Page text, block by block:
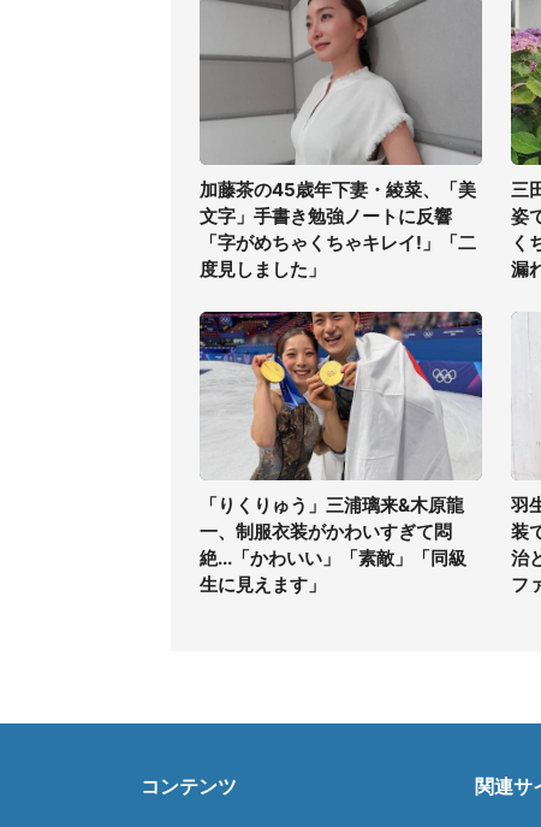
加藤茶の45歳年下妻・綾菜、「美
文字」手書き勉強ノートに反響
「字がめちゃくちゃキレイ!」「二
度見しました」
三
姿
く
漏
「りくりゅう」三浦璃来&木原龍
一、制服衣装がかわいすぎて悶
絶...「かわいい」「素敵」「同級
生に見えます」
羽
装
治
フ
コンテンツ 関連サ